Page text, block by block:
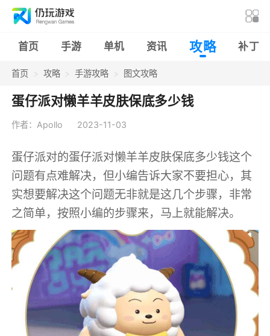
首页 手游 单机 资讯 攻略 补丁
首页 攻略 手游攻略 图文攻略
蛋仔派对懒羊羊皮肤保底多少钱
作者：Apollo 2023-11-03
蛋仔派对的蛋仔派对懒羊羊皮肤保底多少钱这个
问题有点难解决，但小编告诉大家不要担心，其
实想要解决这个问题无非就是这几个步骤，非常
之简单，按照小编的步骤来，马上就能解决。